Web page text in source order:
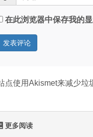
在此浏览器中保存我的
点使用Akismet来减少垃
更多阅读